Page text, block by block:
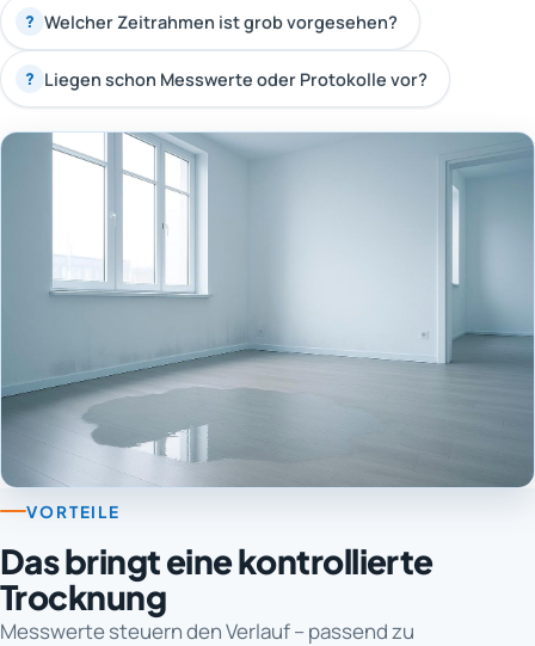
? Welcher Zeitrahmen ist grob vorgesehen?
? Liegen schon Messwerte oder Protokolle vor?
VORTEILE
Das bringt eine kontrollierte
Trocknung
Messwerte steuern den Verlauf – passend zu